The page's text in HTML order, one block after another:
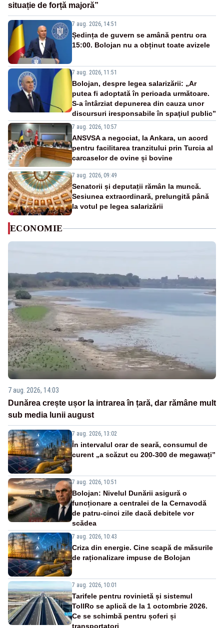
situație de forță majoră”
7 aug. 2026, 14:51
Ședința de guvern se amână pentru ora
15:00. Bolojan nu a obținut toate avizele
7 aug. 2026, 11:51
Bolojan, despre legea salarizării: „Ar
putea fi adoptată în perioada următoare.
S-a întârziat depunerea din cauza unor
discursuri iresponsabile în spaţiul public”
7 aug. 2026, 10:57
ANSVSA a negociat, la Ankara, un acord
pentru facilitarea tranzitului prin Turcia al
carcaselor de ovine și bovine
7 aug. 2026, 09:49
Senatorii și deputații rămân la muncă.
Sesiunea extraordinară, prelungită până
la votul pe legea salarizării
ECONOMIE
7 aug. 2026, 14:03
Dunărea crește ușor la intrarea în țară, dar rămâne mult
sub media lunii august
7 aug. 2026, 13:02
În intervalul orar de seară, consumul de
curent „a scăzut cu 200-300 de megawați”
7 aug. 2026, 10:51
Bolojan: Nivelul Dunării asigură o
funcționare a centralei de la Cernavodă
de patru-cinci zile dacă debitele vor
scădea
7 aug. 2026, 10:43
Criza din energie. Cine scapă de măsurile
de raționalizare impuse de Bolojan
7 aug. 2026, 10:01
Tarifele pentru rovinietă și sistemul
TollRo se aplică de la 1 octombrie 2026.
Ce se schimbă pentru șoferi și
transportatori